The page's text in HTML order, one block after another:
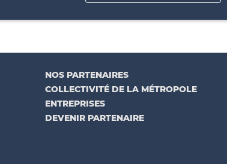
NOS PARTENAIRES
COLLECTIVITÉ DE LA MÉTROPOLE
ENTREPRISES
DEVENIR PARTENAIRE